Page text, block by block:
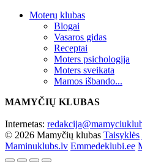
Moterų klubas
Blogai
Vasaros gidas
Receptai
Moters psichologija
Moters sveikata
Mamos išbando...
MAMYČIŲ KLUBAS
Internetas:
© 2026 Mamyčių klubas Taisyklės
Maminuklubs.lv Emmedeklubi.ee